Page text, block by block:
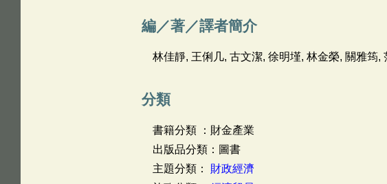
編／著／譯者簡介
林佳靜, 王俐几, 古文潔, 徐明墐, 林金榮, 關雅筠,
分類
書籍分類 ：財金產業
出版品分類：圖書
主題分類： 財政經濟